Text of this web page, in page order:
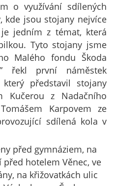
o využívání sdílených
kde jsou stojany nejvíce
jedním z témat, která
Tyto stojany jsme
Malého fondu Škoda
řekl první náměstek
představil stojany
Kučerou z Nadačního
Karpovem ze
sdílená kola v
před gymnáziem, na
hotelem Věnec, ve
na křižovatkách ulic